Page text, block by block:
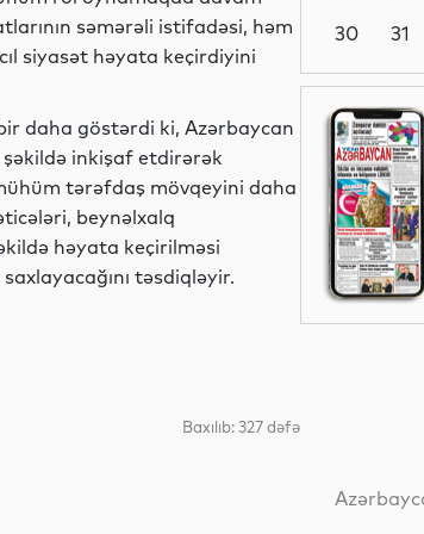
səmərəli istifadəsi, həm
siyasət həyata keçirdiyini
daha göstərdi ki, Azərbaycan
inkişaf etdirərək
tərəfdaş mövqeyini daha
beynəlxalq
həyata keçirilməsi
təsdiqləyir.
Baxılıb: 327 dəfə
Dünya
İdman
30
31